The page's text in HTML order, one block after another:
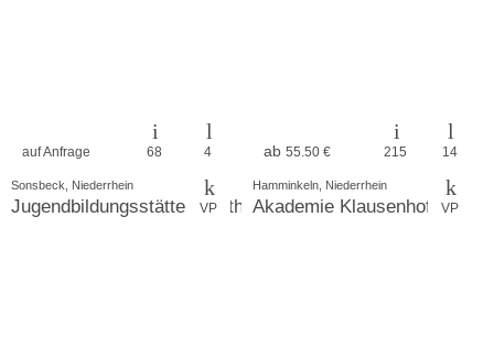
auf Anfrage 68 4
VP
Sonsbeck, Niederrhein
Jugendbildungsstätte Forsthaus Hasenacker
ab 55.50 € 215 14
VP
Hamminkeln, Niederrhein
Akademie Klausenhof